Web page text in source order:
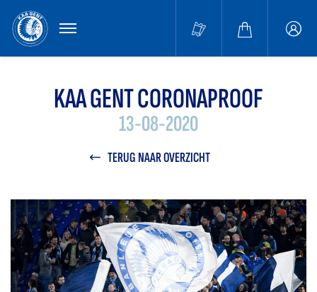
MENU
KAA GENT CORONAPROOF
13-08-2020
TERUG NAAR OVERZICHT